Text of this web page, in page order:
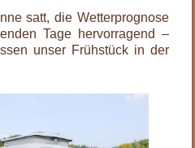
satt, die Wetterprognose
Tage hervorragend –
unser Frühstück in der